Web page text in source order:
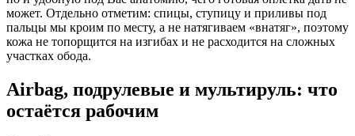
может. Отдельно отметим: спицы, ступицу и приливы под
пальцы мы кроим по месту, а не натягиваем «внатяг», поэтому
кожа не топорщится на изгибах и не расходится на сложных
участках обода.
Airbag, подрулевые и мультируль: что
остаётся рабочим